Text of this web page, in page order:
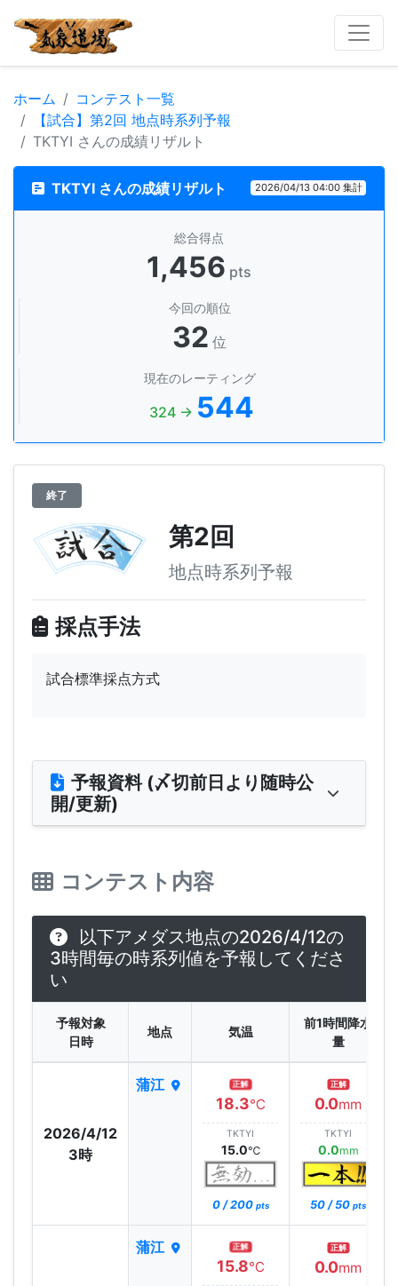
ホーム
コンテスト一覧
【試合】第2回 地点時系列予報
TKTYI さんの成績リザルト
TKTYI さんの成績リザルト 2026/04/13 04:00 集計
総合得点
1,456 pts
今回の順位
32 位
現在のレーティング
324 → 544
終了
第2回
地点時系列予報
採点手法
試合標準採点方式
予報資料 (〆切前日より随時公
開/更新)
コンテスト内容
以下アメダス地点の2026/4/12の
3時間毎の時系列値を予報してくださ
い
予報対象
日時
地点 気温
前1時間降水
量
2026/4/12
3時
蒲江 正解
18.3℃
TKTYI
15.0℃
0 / 200 pts
正解
0.0mm
TKTYI
0.0mm
50 / 50 pts
蒲江 正解
15.8℃
正解
0.0mm